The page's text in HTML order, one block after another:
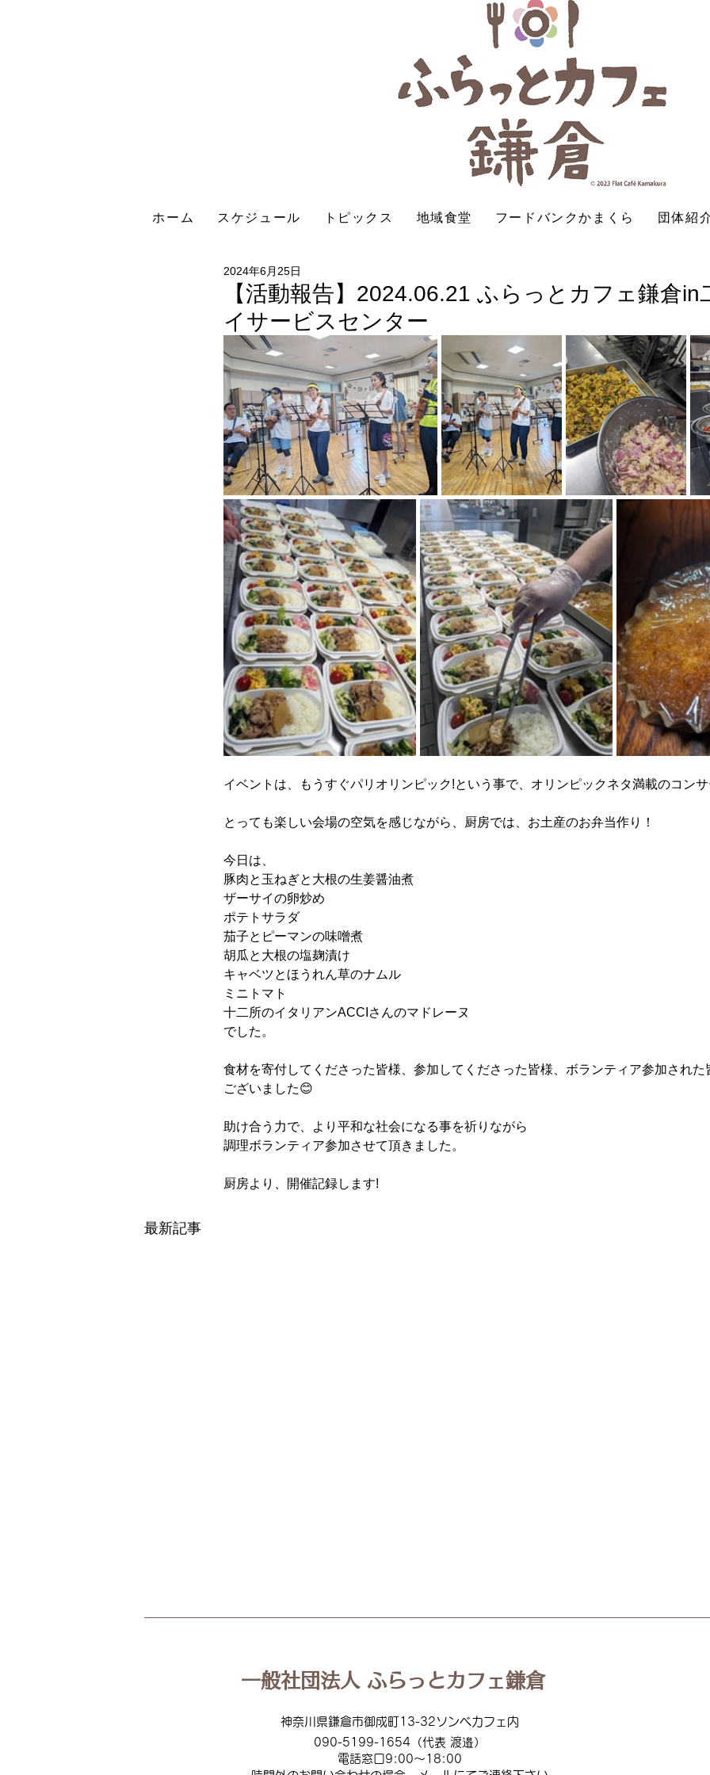
ホーム スケジュール トピックス 地域食堂 フードバンクかまくら 団体紹
【活動報告】2024.06.21 ふらっとカフェ鎌倉in
イサービスセンター
2024年6月25日
イベントは、もうすぐパリオリンピック!という事で、オリンピックネタ満載のコン
とっても楽しい会場の空気を感じながら、厨房では、お土産のお弁当作り！
今日は、
豚肉と玉ねぎと大根の生姜醤油煮
ザーサイの卵炒め
ポテトサラダ
茄子とピーマンの味噌煮
胡瓜と大根の塩麹漬け
キャベツとほうれん草のナムル
ミニトマト
十二所のイタリアンACCIさんのマドレーヌ
でした。
食材を寄付してくださった皆様、参加してくださった皆様、ボランティア参加された
ございました😊
助け合う力で、より平和な社会になる事を祈りながら
調理ボランティア参加させて頂きました。
厨房より、開催記録します!
最新記事
一般社団法人 ふらっとカフェ鎌倉
神奈川県鎌倉市御成町13-32ソンベカフェ内
090-5199-1654（代表 渡邉）
電話窓口9:00～18:00